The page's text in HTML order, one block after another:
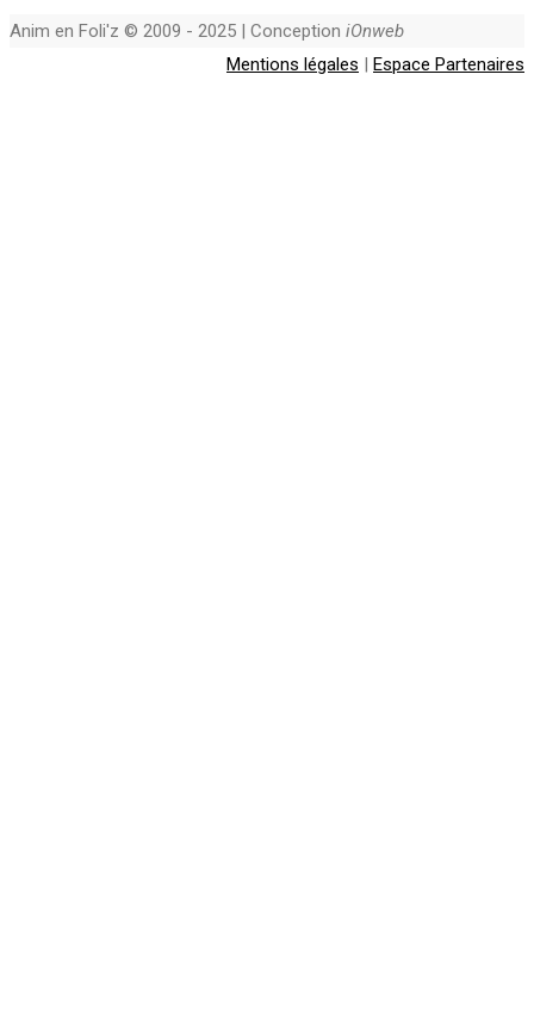
Anim en Foli'z © 2009 - 2025 | Conception iOnweb
Mentions légales | Espace Partenaires